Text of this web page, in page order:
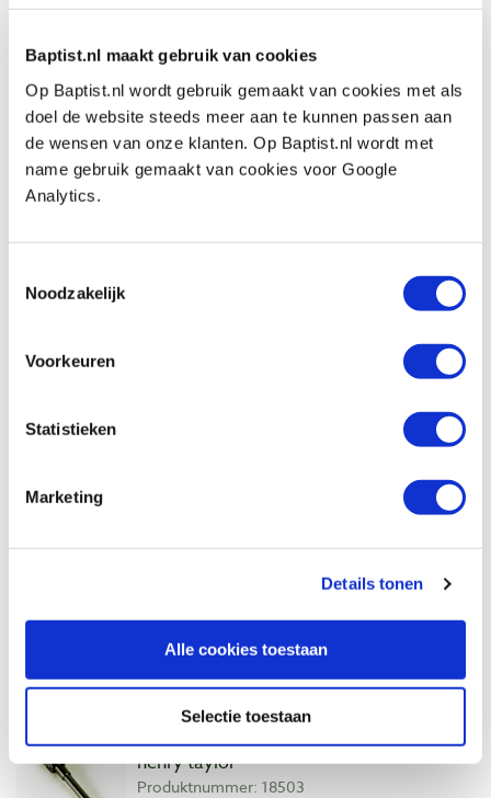
Baptist.nl maakt gebruik van cookies
Op Baptist.nl wordt gebruik gemaakt van cookies met als
doel de website steeds meer aan te kunnen passen aan
de wensen van onze klanten. Op Baptist.nl wordt met
name gebruik gemaakt van cookies voor Google
Analytics.
Noodzakelijk
Voorkeuren
Statistieken
Marketing
Details tonen
Alle cookies toestaan
Selectie toestaan
- borstel
Vorm: bol
Diameter snijmes: Ø 8 mm
Hoogte snijmes: 8 mm
Weitere Informationen
Bekijk de demonstratie video van de Decorating
Stiftsnijmes cilinder voor decorating elf -
henry taylor
Produktnummer: 18503